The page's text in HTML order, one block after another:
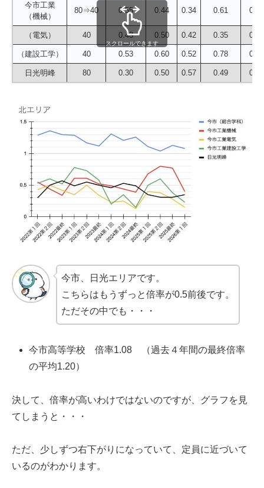
今市工業
（機械）
80⇒40 0.55 0.44 0.34 0.61 0.61
（電気） 40 0.43 0.50 0.42 0.35 0.50
（建設工学） 40 0.53 0.60 0.52 0.78 0.73
日光明峰 80 0.30 0.50 0.57 0.49 0.55
スクロールできます
今市、日光エリアです。
こちらはもうずっと倍率が0.5前後です。
ただその中でも・・・
今市高等学校 倍率1.08 （過去４年間の最終倍率
の平均1.20）
決して、倍率が高いわけではないのですが、グラフを見
てしまうと・・・
ただ、少しずつ右下がりになっていて、定員に近づいて
いるのがわかります。